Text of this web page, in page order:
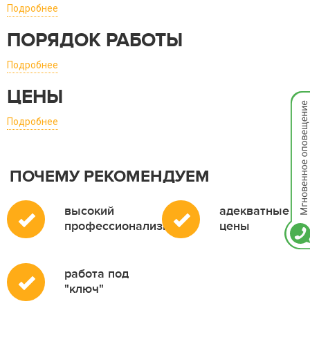
Подробнее
ПОРЯДОК РАБОТЫ
Подробнее
ЦЕНЫ
Подробнее
ПОЧЕМУ РЕКОМЕНДУЕМ
высокий
профессионализм
адекватные
цены
работа под
"ключ"